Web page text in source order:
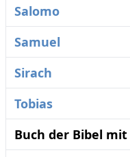
Salomo
Samuel
Sirach
Tobias
Buch der Bibel